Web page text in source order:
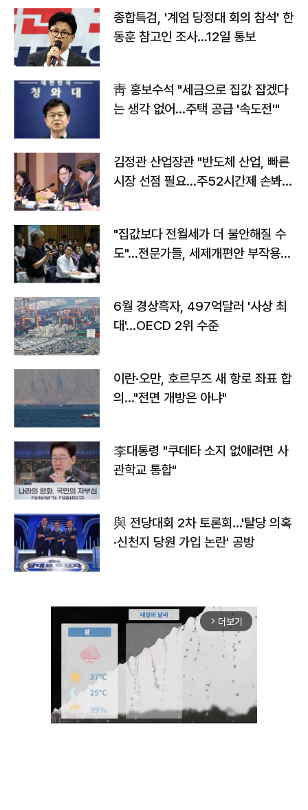
종합특검, '계엄 당정대 회의 참석' 한
동훈 참고인 조사...12일 통보
靑 홍보수석 "세금으로 집값 잡겠다
는 생각 없어…주택 공급 '속도전'"
김정관 산업장관 "반도체 산업, 빠른
시장 선점 필요…주52시간제 손봐
"집값보다 전월세가 더 불안해질 수
도"…전문가들, 세제개편안 부작용
6월 경상흑자, 497억달러 '사상 최
대'…OECD 2위 수준
이란·오만, 호르무즈 새 항로 좌표 합
의…"전면 개방은 아냐"
李대통령 "쿠데타 소지 없애려면 사
관학교 통합"
與 전당대회 2차 토론회…'탈당 의혹
·신천지 당원 가입 논란' 공방
arrow_forward_ios 더보기